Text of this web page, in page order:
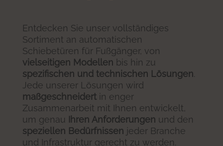
Entdecken Sie unser vollständiges
Sortiment an automatischen
Schiebetüren für Fußgänger, von
vielseitigen Modellen bis hin zu
spezifischen und technischen Lösungen
Jede unserer Lösungen wird
maßgeschneidert in enger
Zusammenarbeit mit Ihnen entwickelt,
um genau Ihren Anforderungen und den
speziellen Bedürfnissen jeder Branche
und Infrastruktur gerecht zu werden.